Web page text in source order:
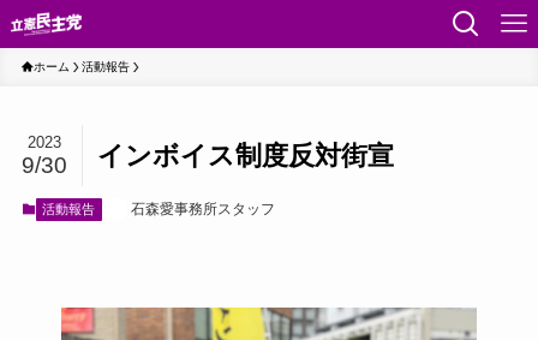
ホーム 活動報告
インボイス制度反対街宣
2023
9/30
活動報告 石森愛事務所スタッフ